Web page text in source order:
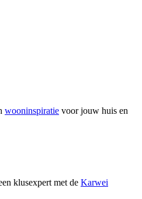
wooninspiratie voor jouw huis en
klusexpert met de Karwei